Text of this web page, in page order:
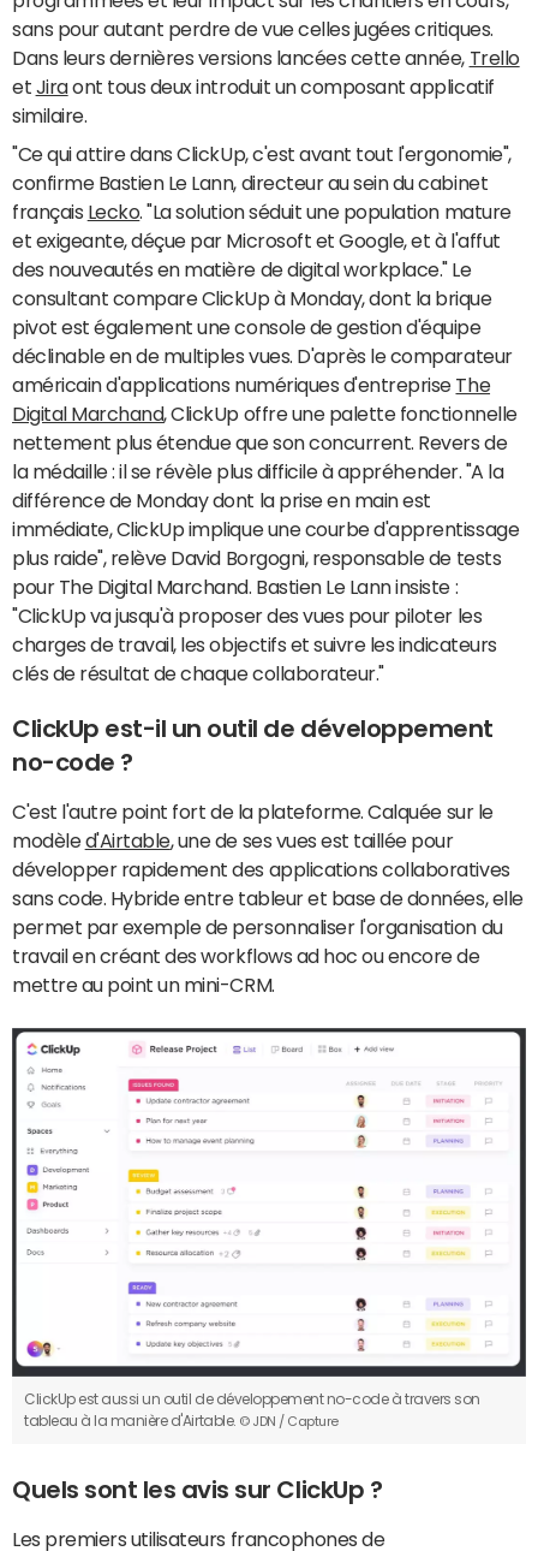
sans pour autant perdre de vue celles jugées critiques.
Dans leurs dernières versions lancées cette année, Trello
et Jiraont tous deux introduit un composant applicatif
similaire.
"Ce qui attire dans ClickUp, c'est avant tout l'ergonomie",
confirme Bastien Le Lann, directeur au sein du cabinet
français Lecko . "La solution séduit une population mature
et exigeante, déçue par Microsoft et Google, et à l'affut
des nouveautés en matière de digital workplace." Le
consultant compare ClickUp à Monday, dont la brique
pivot est également une console de gestion d'équipe
déclinable en de multiples vues. D'après le comparateur
américain d'applications numériques d'entreprise The
Digital Marchand, ClickUp offre une palette fonctionnelle
nettement plus étendue que son concurrent. Revers de
la médaille : il se révèle plus difficile à appréhender. "A la
différence de Monday dont la prise en main est
immédiate, ClickUp implique une courbe d'apprentissage
plus raide", relève David Borgogni, responsable de tests
pour The Digital Marchand. Bastien Le Lann insiste :
"ClickUp va jusqu'à proposer des vues pour piloter les
charges de travail, les objectifs et suivre les indicateurs
clés de résultat de chaque collaborateur."
ClickUp est-il un outil de développement
no-code ?
C'est l'autre point fort de la plateforme. Calquée sur le
modèled'Airtable, une de ses vues est taillée pour
développer rapidement des applications collaboratives
sans code. Hybride entre tableur et base de données, elle
permet par exemple de personnaliser l'organisation du
travail en créant des workflows ad hoc ou encore de
mettre au point un mini-CRM.
ClickUp est aussi un outil de développement no-code à travers son
tableau à la manière d'Airtable. © JDN / Capture
Quels sont les avis sur ClickUp ?
Les premiers utilisateurs francophones de